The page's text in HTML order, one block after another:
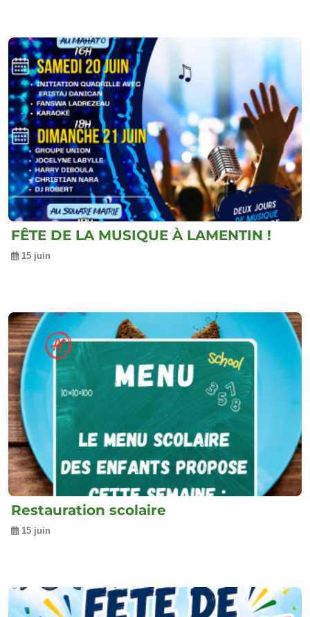
FÊTE DE LA MUSIQUE À LAMENTIN !
15 juin
Restauration scolaire
15 juin